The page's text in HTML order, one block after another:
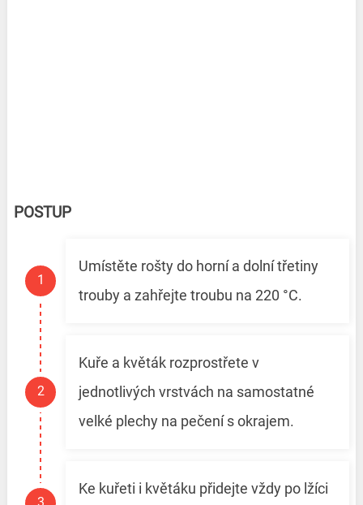
POSTUP
Umístěte rošty do horní a dolní třetiny
trouby a zahřejte troubu na 220 °C.
Kuře a květák rozprostřete v
jednotlivých vrstvách na samostatné
velké plechy na pečení s okrajem.
Ke kuřeti i květáku přidejte vždy po lžíci